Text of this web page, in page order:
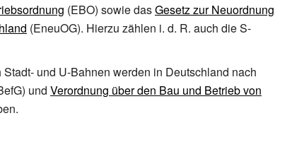
(EBO) sowie dasGesetz zur Neuordnung
(EneuOG). Hierzu zählen i. d. R. auch die S-
und U-Bahnen werden in Deutschland nach
und Verordnung über den Bau und Betrieb von